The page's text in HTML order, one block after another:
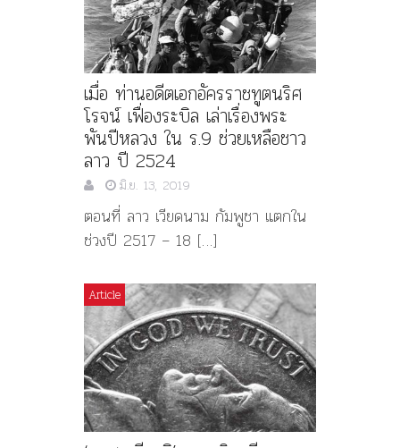
เมื่อ ท่านอดีตเอกอัครราชทูตนริศ
โรจน์ เฟื่องระบิล เล่าเรื่องพระ
พันปีหลวง ใน ร.9 ช่วยเหลือชาว
ลาว ปี 2524
มิ.ย. 13, 2019
ตอนที่ ลาว เวียดนาม กัมพูชา แตกใน
ช่วงปี 2517 – 18 […]
Article